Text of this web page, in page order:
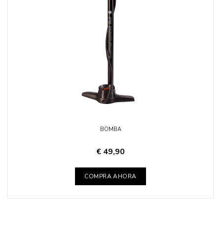
BOMBA
€ 49,90
COMPRA AHORA